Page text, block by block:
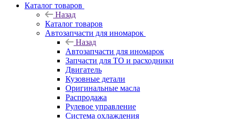
Каталог товаров
Назад
Каталог товаров
Автозапчасти для иномарок
Назад
Автозапчасти для иномарок
Запчасти для ТО и расходники
Двигатель
Кузовные детали
Оригинальные масла
Распродажа
Рулевое управление
Система охлаждения